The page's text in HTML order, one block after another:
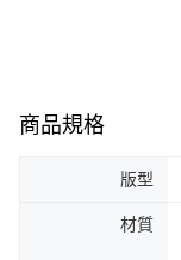
商品規格
版型
材質